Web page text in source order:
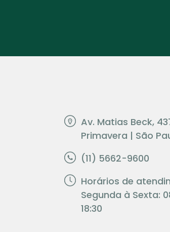
Av. Matias Beck,
Primavera | São
(11) 5662-9600
Horários de
Segunda à Sexta:
18:30